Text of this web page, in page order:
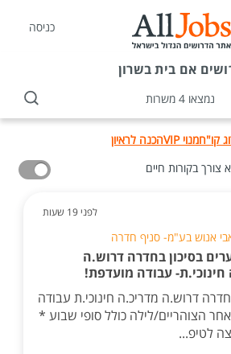
כניסה
אם בית בשרון
נמצאו 4 משרות
קו"חמנוי VIP
הכנה לראיון
צורך בקורות חיים
לפני 19 שעות
אנוש בע"מ- סניף חדרה
בסיכון בחדרה דרוש.ה
חינוכי.ת- עבודה מועדפת!
דרוש.ה מדריכ.ה חינוכי.ת עבודה
הצוהריים/לילה כולל סופי שבוע *
לטיפ...